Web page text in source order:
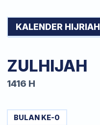
KALENDER HIJRIAH
ZULHIJAH
1416 H
BULAN KE-0